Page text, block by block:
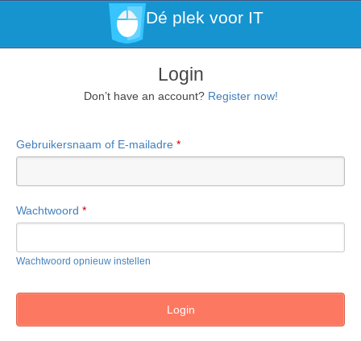
Dé plek voor IT
Login
Don’t have an account? Register now!
Gebruikersnaam of E-mailadre *
Wachtwoord *
Wachtwoord opnieuw instellen